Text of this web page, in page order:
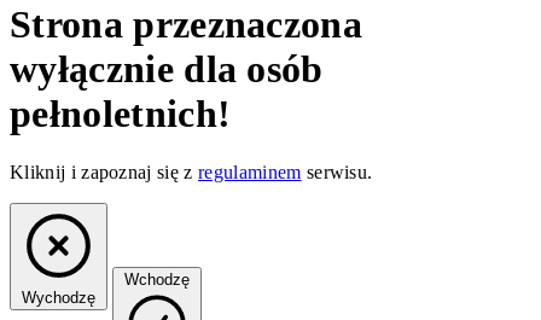
Strona przeznaczona
wyłącznie dla osób
pełnoletnich!
Kliknij i zapoznaj się zregulaminem serwisu.
Wychodzę
Wchodzę